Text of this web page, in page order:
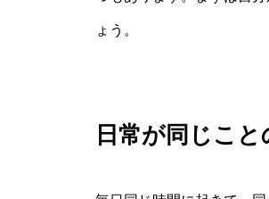
ょう。
日常が同じこ